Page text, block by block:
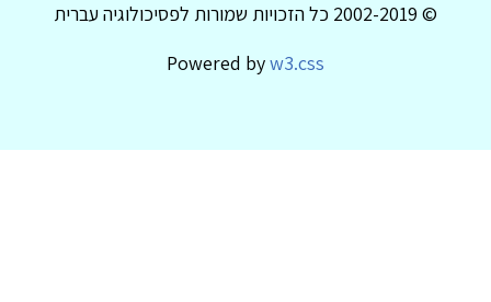
© 2002-2019 כל הזכויות שמורות לפסיכולוגיה עברית
Powered byw3.css